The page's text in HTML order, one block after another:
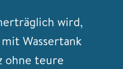
wird,
Wassertank
ohne teure